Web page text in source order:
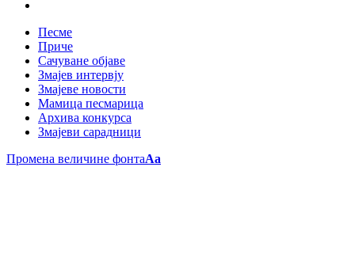
Песме
Приче
Сачуване објаве
Змајев интервју
Змајеве новости
Мамица песмарица
Архива конкурса
Змајеви сарадници
Промена величине фонтаAa